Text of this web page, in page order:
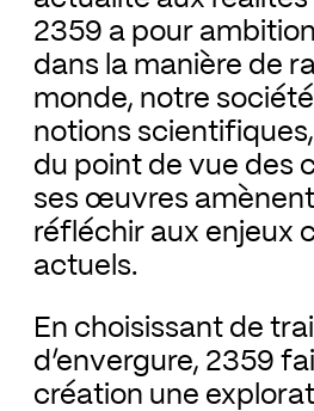
2359 a pour
dans la manière de
monde, notre
notions
du point de vue des
ses œuvres
réfléchir aux enjeux
actuels.
En choisissant de
d’envergure, 2359
création une